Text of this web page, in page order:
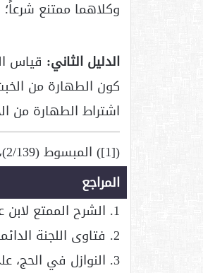
وكلاهما ممتنع
الدليل الثاني: قياس
كون الطهارة من
اشتراط الطهارة من
([1]) المبسوط (2/139)، المدونة (1/11)، المجموع (2/500)، المغني (1/206).
المراجع
1. الشرح الممتع لابن عثيمين (1/280).
2. فتاوى اللجنة الدائمة للإفتاء (5/408).
3. النوازل في الحج، علي بن ناصر الشلعان ص(326).